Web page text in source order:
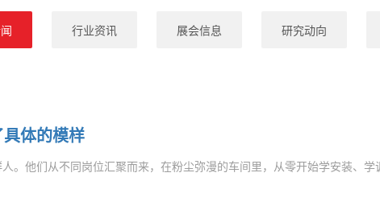
行业资讯 展会信息 研究动向
体的模样
他们从不同岗位汇聚而来，在粉尘弥漫的车间里，从零开始学安装、学